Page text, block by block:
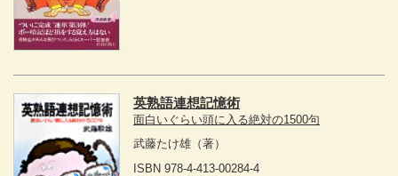
英熟語連想記憶術
面白いぐらい頭に入る絶対の1500句
武藤たけ雄 （著）
ISBN 978-4-413-00284-4